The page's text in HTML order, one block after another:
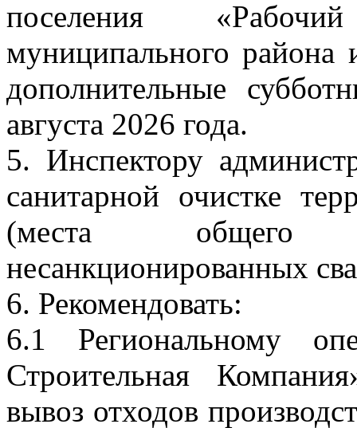
поселения
муниципального района
дополнительные
августа 2026 года.
5. Инспектору
санитарной очистке
(места общего
несанкционированных
6. Рекомендовать:
6.1 Региональному
Строительная
вывоз отходов